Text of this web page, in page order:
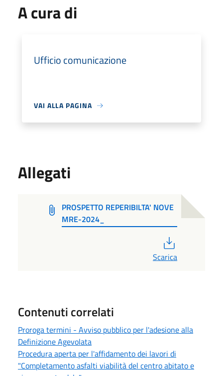
A cura di
Ufficio comunicazione
VAI ALLA PAGINA
Allegati
PROSPETTO REPERIBILTA' NOVE
MRE-2024_
Scarica
Contenuti correlati
Proroga termini - Avviso pubblico per l'adesione alla
Definizione Agevolata
Procedura aperta per l'affidamento dei lavori di
"Completamento asfalti viabilità del centro abitato e